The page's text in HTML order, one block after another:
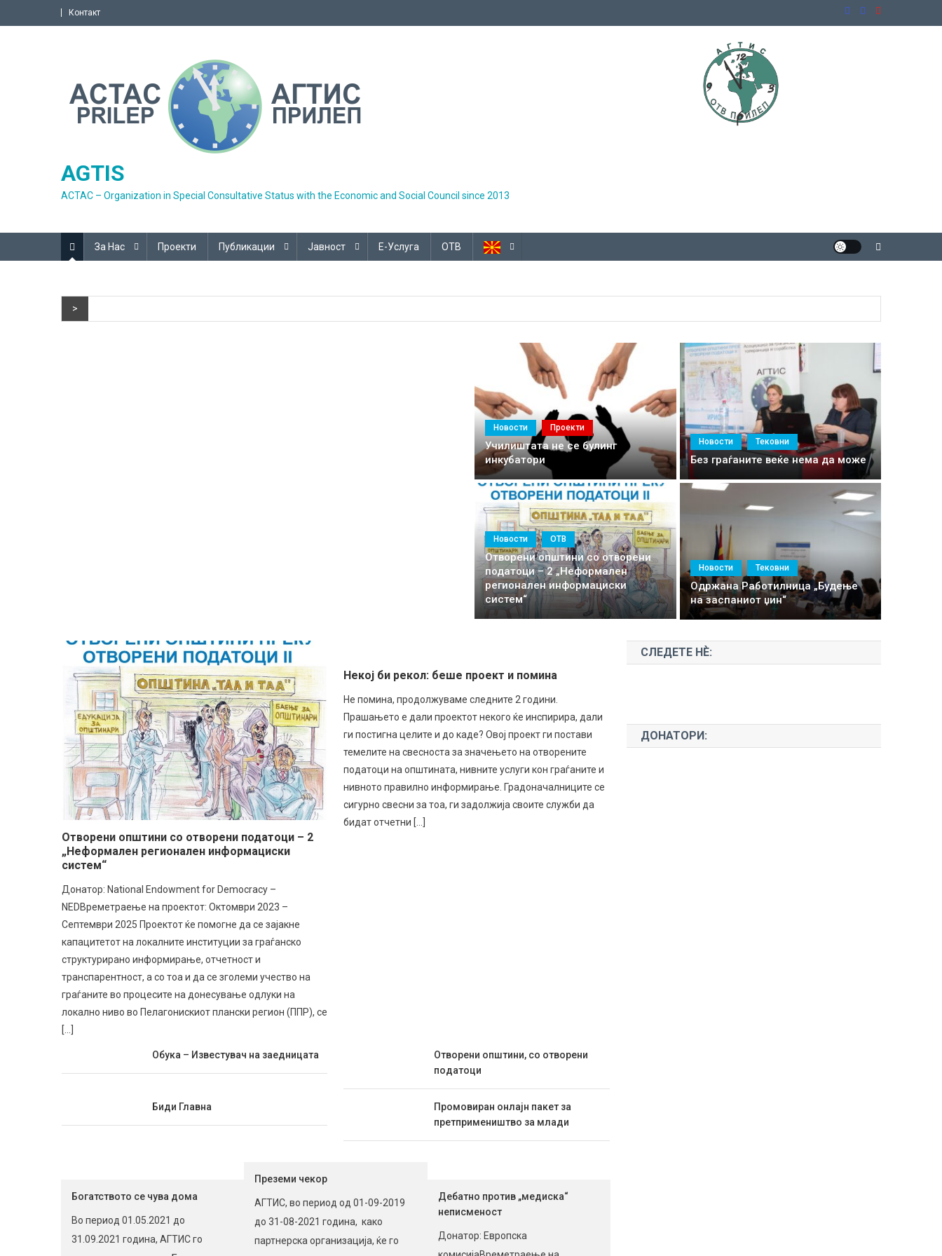
to
Контакт
AGTIS
ACTAC – Organization in Special Consultative Status with the Economic and Social Council since 2013
За Нас Проекти Публикации Јавност Е-Услуга ОТВ
>
Дигитално документирање и промоција на културното наследство на Прилеп
ДАЛИ ПРИЛЕП И ПЕЛАГОНИЈА МОЖАТ ДА СЕ НАЈДАТ НА КУЛТУРНИТЕ, ТУРИСТИЧКИТЕ МАПИ НА ЕВРОПА? – АГТИС СО
Новости
Институционална поставеност и надлежности –
Совет на општината и Претседател на Советот
Дигитално документирање и промоција на
културното наследство на Прилеп
Новости
ДАЛИ ПРИЛЕП И ПЕЛАГОНИЈА МОЖАТ ДА СЕ
НАЈДАТ НА КУЛТУРНИТЕ, ТУРИСТИЧКИТЕ МАПИ НА
ЕВРОПА? – АГТИС СО НОВИ ИНИЦИЈАТИВИ ЗА
СТРАТЕШКИ КУЛТУРЕН РАЗВОЈ
Новости Проекти
Училиштата не се булинг
инкубатори
Новости Тековни
Без граѓаните веќе нема да може
Новости ОТВ
Отворени општини со отворени
податоци – 2 „Неформален
регионален информациски
систем“
Новости Тековни
Одржана Работилница „Будење
на заспаниот џин“
Отворени општини со отворени податоци – 2
„Неформален регионален информациски
систем“
Донатор: National Endowment for Democracy –
NEDВреметраење на проектот: Октомври 2023 –
Септември 2025 Проектот ќе помогне да се зајакне
капацитетот на локалните институции за граѓанско
структурирано информирање, отчетност и
транспарентност, а со тоа и да се зголеми учество на
граѓаните во процесите на донесување одлуки на
локално ниво во Пелагонискиот плански регион (ППР), се
[…]
Некој би рекол: беше проект и помина
Не помина, продолжуваме следните 2 години.
Прашањето е дали проектот некого ќе инспирира, дали
ги постигна целите и до каде? Овој проект ги постави
темелите на свесноста за значењето на отворените
податоци на општината, нивните услуги кон граѓаните и
нивното правилно информирање. Градоначалниците се
сигурно свесни за тоа, ги задолжија своите служби да
бидат отчетни […]
Обука – Известувач на заедницата
Отворени општини, со отворени
податоци
Биди Главна
Промовиран онлајн пакет за
претпримеништво за млади
Богатството се чува дома
Во период 01.05.2021 до
31.09.2021 година, АГТИС го
Преземи чекор
АГТИС, во период од 01-09-2019
до 31-08-2021 година, како
партнерска организација, ќе го
Дебатно против „медиска“
неписменост
Донатор: Европска
СЛЕДЕТЕ НЀ:
ДОНАТОРИ: